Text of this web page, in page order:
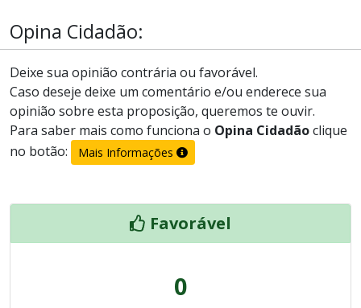
Opina Cidadão:
Deixe sua opinião contrária ou favorável.
Caso deseje deixe um comentário e/ou enderece sua
opinião sobre esta proposição, queremos te ouvir.
Para saber mais como funciona o Opina Cidadãoclique
no botão:
Mais Informações
Favorável
0